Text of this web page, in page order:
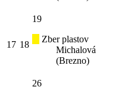
17 18
19
Zber plastov
Michalová
(Brezno)
26